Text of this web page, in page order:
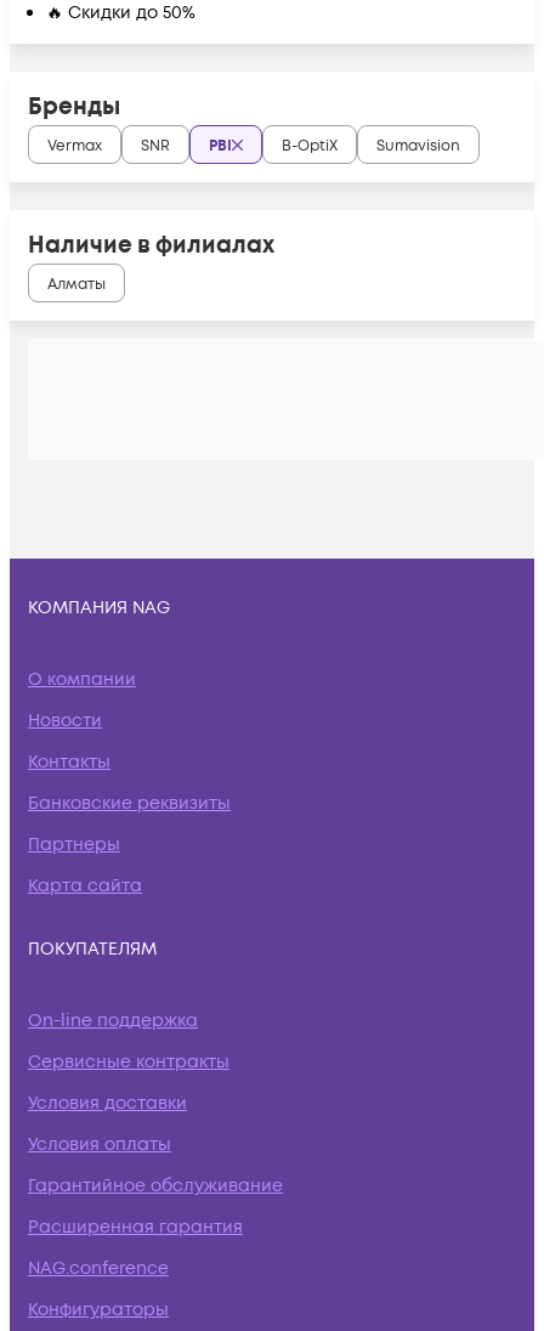
🔥 Скидки до 50%
Бренды
Vermax SNR PBI B-OptiX Sumavision
Наличие в филиалах
Алматы
КОМПАНИЯ NAG
О компании
Новости
Контакты
Банковские реквизиты
Партнеры
Карта сайта
ПОКУПАТЕЛЯМ
On-line поддержка
Сервисные контракты
Условия доставки
Условия оплаты
Гарантийное обслуживание
Расширенная гарантия
NAG.conference
Конфигураторы